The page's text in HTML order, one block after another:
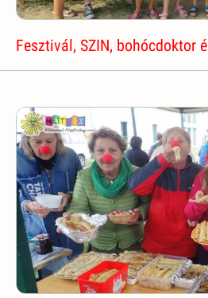
Fesztivál, SZIN, bohócdoktor